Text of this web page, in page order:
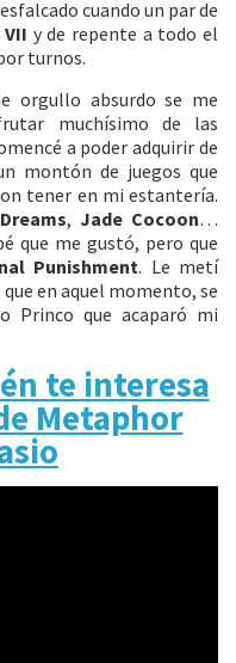
cuando un par de
y de repente a todo el
turnos.
orgullo absurdo se me
muchísimo de las
a poder adquirir de
montón de juegos que
tener en mi estantería.
, Jade Cocoon…
que me gustó, pero que
Punishment. Le metí
en aquel momento, se
Princo que acaparó mi
te interesa
Metaphor